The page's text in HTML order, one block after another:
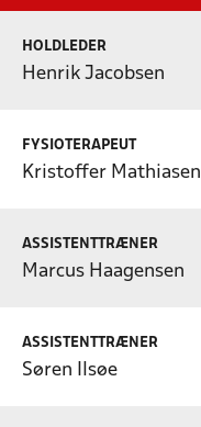
HOLDLEDER
Henrik Jacobsen
FYSIOTERAPEUT
Kristoffer Mathiasen
ASSISTENTTRÆNER
Marcus Haagensen
ASSISTENTTRÆNER
Søren Ilsøe